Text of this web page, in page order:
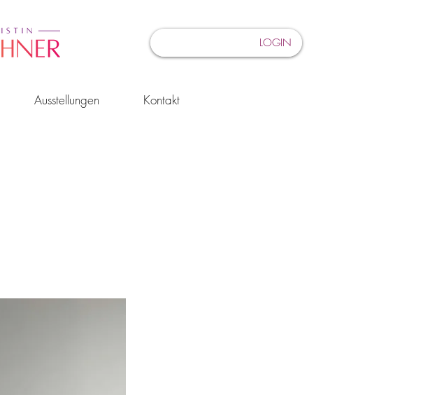
LOGIN
Ausstellungen Kontakt